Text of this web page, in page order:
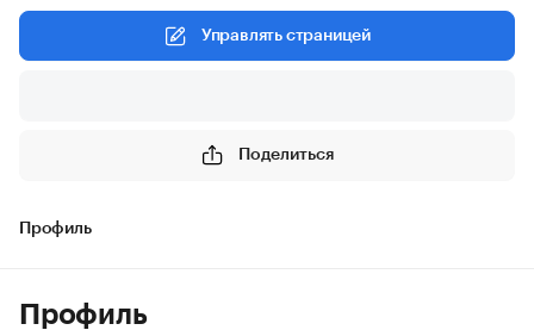
Управлять страницей
Поделиться
Профиль
Профиль